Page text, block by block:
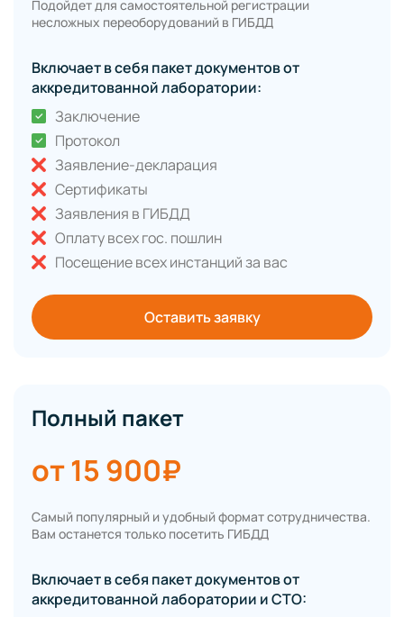
Подойдет для самостоятельной регистрации
несложных переоборудований в ГИБДД
Включает в себя пакет документов от
аккредитованной лаборатории:
Заключение
Протокол
Заявление-декларация
Сертификаты
Заявления в ГИБДД
Оплату всех гос. пошлин
Посещение всех инстанций за вас
Оставить заявку
Полный пакет
от 15 900₽
Самый популярный и удобный формат сотрудничества.
Вам останется только посетить ГИБДД
Включает в себя пакет документов от
аккредитованной лаборатории и СТО: